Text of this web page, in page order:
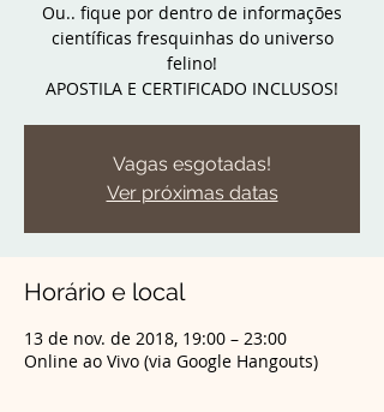
Ou.. fique por dentro de informações
científicas fresquinhas do universo
felino!
APOSTILA E CERTIFICADO INCLUSOS!
Vagas esgotadas!
Ver próximas datas
Horário e local
13 de nov. de 2018, 19:00 – 23:00
Online ao Vivo (via Google Hangouts)